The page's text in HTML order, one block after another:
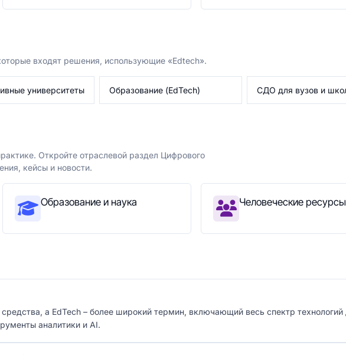
входят решения, использующие «Edtech».
университеты Образование (EdTech) СДО для вузов и
Откройте отраслевой раздел Цифрового
кейсы и новости.
Образование и наука Человеческие
а EdTech – более широкий термин, включающий весь спектр технологий
аналитики и AI.